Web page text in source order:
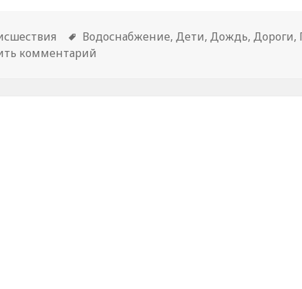
Метки
Водоснабжение,Дети,Дождь,Дороги,
комментарий к новости В Марий Эл